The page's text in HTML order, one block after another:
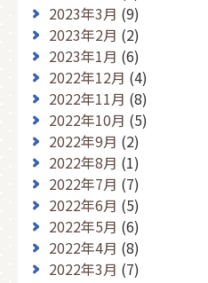
2023年3月 (9)
2023年2月 (2)
2023年1月 (6)
2022年12月 (4)
2022年11月 (8)
2022年10月 (5)
2022年9月 (2)
2022年8月 (1)
2022年7月 (7)
2022年6月 (5)
2022年5月 (6)
2022年4月 (8)
2022年3月 (7)